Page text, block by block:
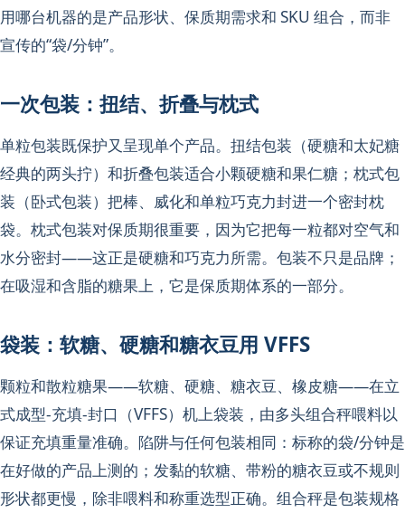
用哪台机器的是产品形状、保质期需求和 SKU 组合，而非
宣传的“袋/分钟”。
一次包装：扭结、折叠与枕式
单粒包装既保护又呈现单个产品。扭结包装（硬糖和太妃糖
经典的两头拧）和折叠包装适合小颗硬糖和果仁糖；枕式包
装（卧式包装）把棒、威化和单粒巧克力封进一个密封枕
袋。枕式包装对保质期很重要，因为它把每一粒都对空气和
水分密封——这正是硬糖和巧克力所需。包装不只是品牌；
在吸湿和含脂的糖果上，它是保质期体系的一部分。
袋装：软糖、硬糖和糖衣豆用 VFFS
颗粒和散粒糖果——软糖、硬糖、糖衣豆、橡皮糖——在立
式成型-充填-封口（VFFS）机上袋装，由多头组合秤喂料以
保证充填重量准确。陷阱与任何包装相同：标称的袋/分钟是
在好做的产品上测的；发黏的软糖、带粉的糖衣豆或不规则
形状都更慢，除非喂料和称重选型正确。组合秤是包装规格